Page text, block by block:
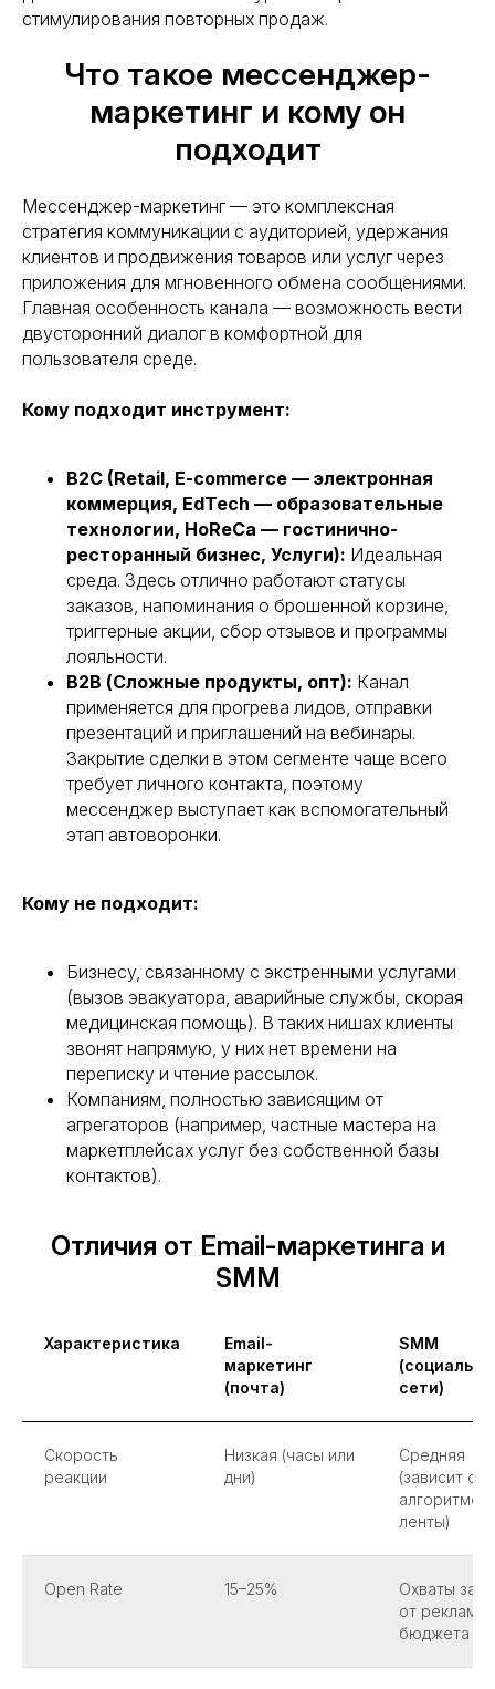
стимулирования повторных продаж.
Что такое мессенджер-
маркетинг и кому он
подходит
Мессенджер-маркетинг — это комплексная
стратегия коммуникации с аудиторией, удержания
клиентов и продвижения товаров или услуг через
приложения для мгновенного обмена сообщениями.
Главная особенность канала — возможность вести
двусторонний диалог в комфортной для
пользователя среде.
Кому подходит инструмент:
B2C (Retail, E-commerce — электронная
коммерция, EdTech — образовательные
технологии, HoReCa — гостинично-
ресторанный бизнес, Услуги): Идеальная
среда. Здесь отлично работают статусы
заказов, напоминания о брошенной корзине,
триггерные акции, сбор отзывов и программы
лояльности.
B2B (Сложные продукты, опт): Канал
применяется для прогрева лидов, отправки
презентаций и приглашений на вебинары.
Закрытие сделки в этом сегменте чаще всего
требует личного контакта, поэтому
мессенджер выступает как вспомогательный
этап автоворонки.
Кому не подходит:
Бизнесу, связанному с экстренными услугами
(вызов эвакуатора, аварийные службы, скорая
медицинская помощь). В таких нишах клиенты
звонят напрямую, у них нет времени на
переписку и чтение рассылок.
Компаниям, полностью зависящим от
агрегаторов (например, частные мастера на
маркетплейсах услуг без собственной базы
контактов).
Отличия от Email-маркетинга и
SMM
Характеристика
Email-
маркетинг
(почта)
SMM
сети)
Скорость
реакции
Низкая (часы или
дни)
Средняя
(зависит от
алгоритмов
ленты)
Open Rate 15–25%
Охваты
от
бюджета